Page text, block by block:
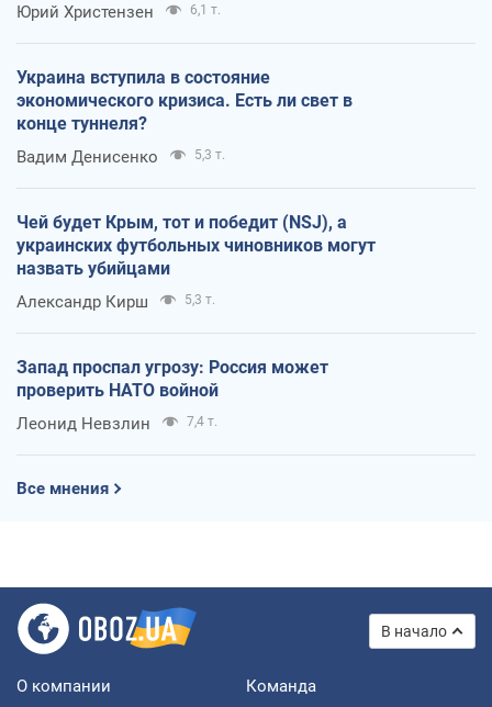
Юрий Христензен 6,1 т.
Украина вступила в состояние
экономического кризиса. Есть ли свет в
конце туннеля?
Вадим Денисенко 5,3 т.
Чей будет Крым, тот и победит (NSJ), а
украинских футбольных чиновников могут
назвать убийцами
Александр Кирш 5,3 т.
Запад проспал угрозу: Россия может
проверить НАТО войной
Леонид Невзлин 7,4 т.
Все мнения
В начало
О компании Команда